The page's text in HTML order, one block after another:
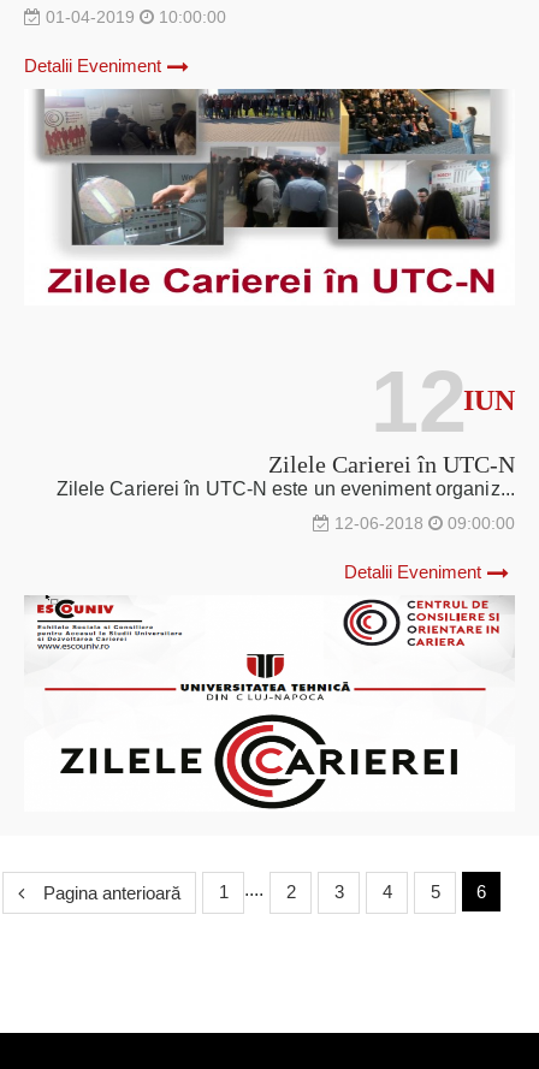
01-04-2019 10:00:00
Detalii Eveniment
IUN
Zilele Carierei în UTC-N
Zilele Carierei în UTC-N este un eveniment organiz...
12-06-2018 09:00:00
Detalii Eveniment
12
Pagina anterioară 1 .... 2 3 4 5 6